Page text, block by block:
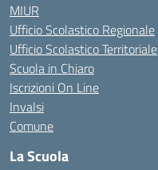
MIUR
Ufficio Scolastico Regionale
Ufficio Scolastico Territoriale
Scuola in Chiaro
Iscrizioni On Line
Invalsi
Comune
La Scuola